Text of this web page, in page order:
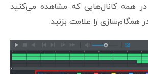
همه کانال‌هایی که مشاهده می‌کنید
همگام‌سازی را علامت بزنید.